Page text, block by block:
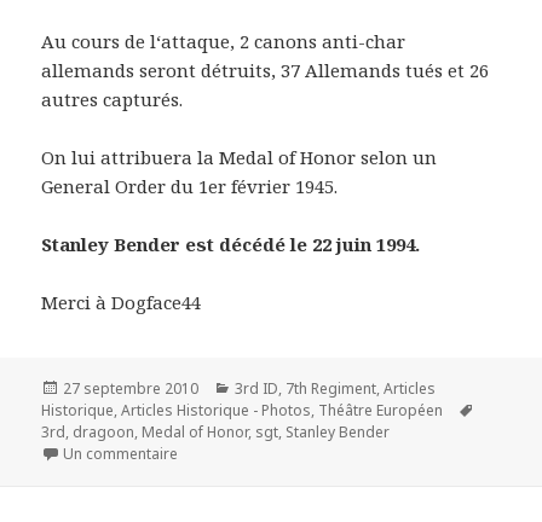
Au cours de l‘attaque, 2 canons anti-char
allemands seront détruits, 37 Allemands tués et 26
autres capturés.
On lui attribuera la Medal of Honor selon un
General Order du 1er février 1945.
Stanley Bender est décédé le 22 juin 1994.
Merci à Dogface44
Publié
le
27 septembre 2010 Catégories
3rd ID, 7th Regiment,Articles
Historique,Articles Historique - Photos, Théâtre Européen
3rd, dragoon, Medal of Honor, sgt, Stanley Bender
Un commentaire